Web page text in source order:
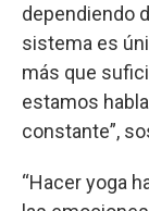
dependiendo
sistema es
más que
estamos
constante”,
“Hacer yoga